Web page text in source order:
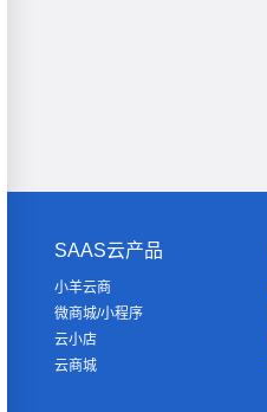
SAAS云产品
小羊云商
微商城/小程序
云小店
云商城